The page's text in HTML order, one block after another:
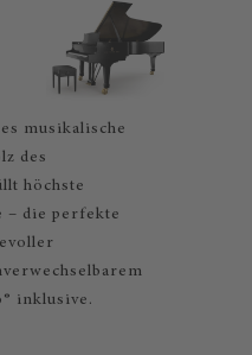
musikalische
des
höchste
– die perfekte
inklusive.